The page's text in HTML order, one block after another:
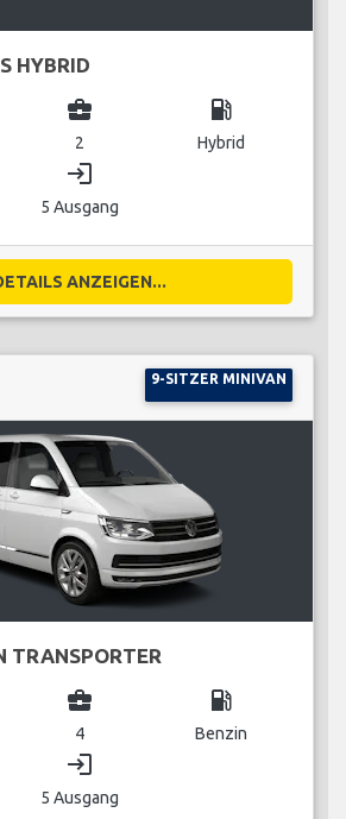
HYBRID
business_center
2
local_gas_station
Hybrid
login
5 Ausgang
ANZEIGEN...
9-SITZER MINIVAN
TRANSPORTER
business_center
4
local_gas_station
Benzin
login
5 Ausgang